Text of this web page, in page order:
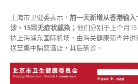
上海市卫健委表示， 前一天新增从香港输入
诊、15宗无症状感染； 他们分别于上个月
达上海浦东国际机场，由海关健康筛查并
送至集中隔离酒店，其后确诊。